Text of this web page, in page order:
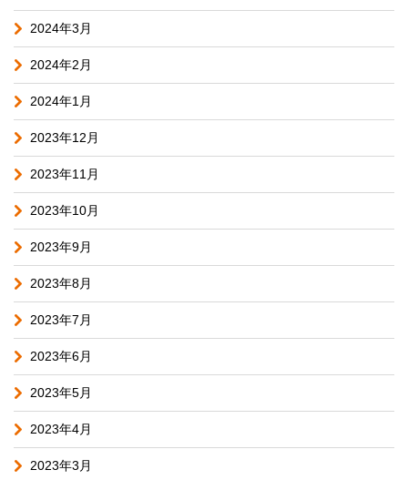
2024年3月
2024年2月
2024年1月
2023年12月
2023年11月
2023年10月
2023年9月
2023年8月
2023年7月
2023年6月
2023年5月
2023年4月
2023年3月